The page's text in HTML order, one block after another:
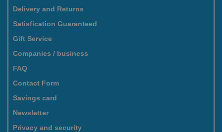
Delivery and Returns
Satisfication Guaranteed
Gift Service
Companies / business
FAQ
Contact Form
Savings card
Newsletter
Privacy and security